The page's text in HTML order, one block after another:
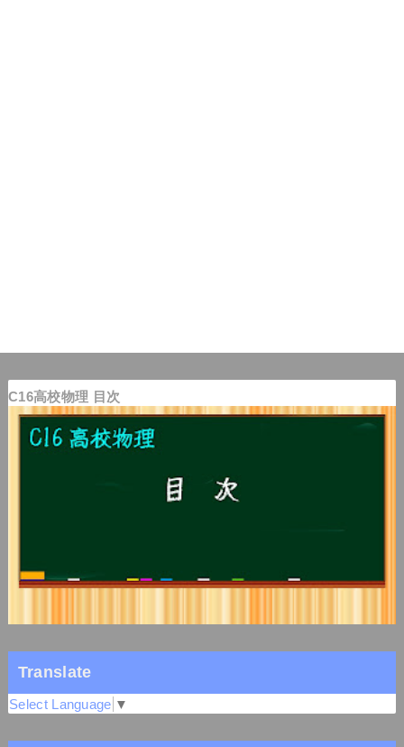
C16高校物理 目次
Translate
Select Language ▼